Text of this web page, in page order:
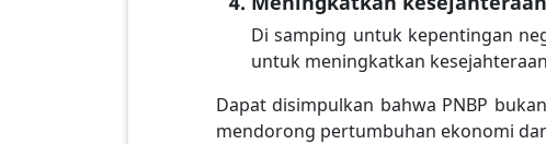
Di samping untuk kepentingan
untuk meningkatkan
Dapat disimpulkan bahwa PNBP
mendorong pertumbuhan ekonomi